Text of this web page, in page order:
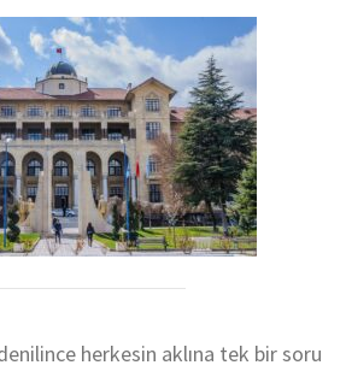
herkesin aklına tek bir soru